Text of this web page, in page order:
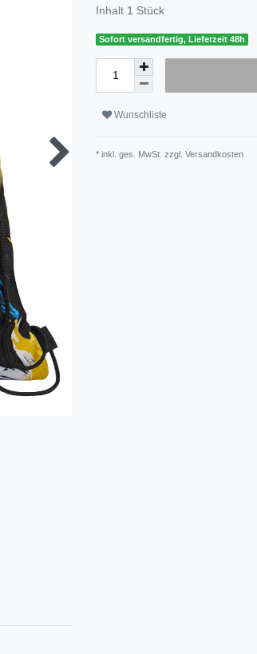
Inhalt 1 Stück
Sofort versandfertig, Lieferzeit 48h
Wunschliste
* inkl. ges. MwSt. zzgl. Versandkosten